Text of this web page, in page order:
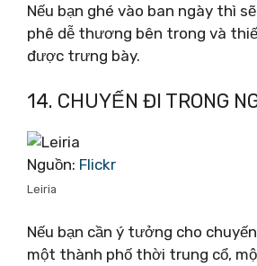
Nếu bạn ghé vào ban ngày thì
phê dễ thương bên trong và
được trưng bày.
14. CHUYẾN ĐI TRONG
Nguồn: Flickr
Leiria
Nếu bạn cần ý tưởng cho
một thành phố thời trung cổ,